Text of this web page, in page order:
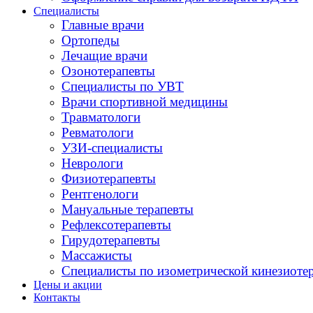
Специалисты
Главные врачи
Ортопеды
Лечащие врачи
Озонотерапевты
Специалисты по УВТ
Врачи спортивной медицины
Травматологи
Ревматологи
УЗИ-специалисты
Неврологи
Физиотерапевты
Рентгенологи
Мануальные терапевты
Рефлексотерапевты
Гирудотерапевты
Массажисты
Специалисты по изометрической
Цены и акции
Контакты